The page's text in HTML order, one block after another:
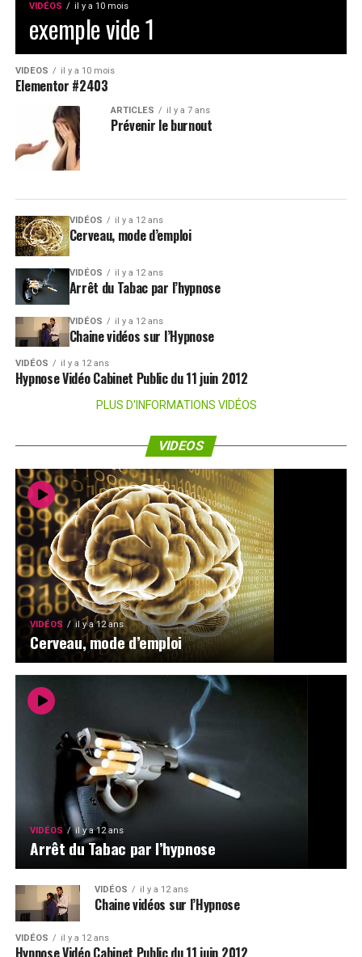
VIDÉOS il y a 10 mois
exemple vide 1
VIDÉOS il y a 10 mois
Elementor #2403
ARTICLES il y a 7 ans
Prévenir le burnout
VIDÉOS il y a 12 ans
Cerveau, mode d’emploi
VIDÉOS il y a 12 ans
Arrêt du Tabac par l’hypnose
VIDÉOS il y a 12 ans
Chaine vidéos sur l’Hypnose
VIDÉOS il y a 12 ans
Hypnose Vidéo Cabinet Public du 11 juin 2012
PLUS D'INFORMATIONS VIDÉOS
VIDEOS
VIDÉOS il y a 12 ans
Cerveau, mode d’emploi
VIDÉOS il y a 12 ans
Arrêt du Tabac par l’hypnose
VIDÉOS il y a 12 ans
Chaine vidéos sur l’Hypnose
VIDÉOS il y a 12 ans
Hypnose Vidéo Cabinet Public du 11 juin 2012